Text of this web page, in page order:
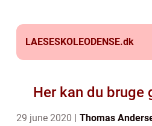
LAESESKOLEODENSE.dk
Her kan du
29 june 2020 Thomas